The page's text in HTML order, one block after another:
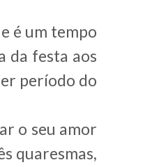
é um tempo
da festa aos
período do
o seu amor
quaresmas,